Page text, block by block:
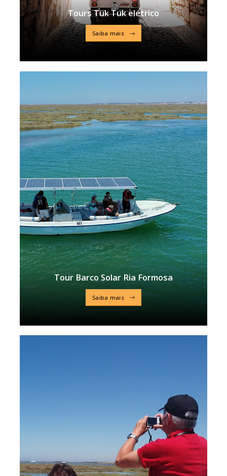
Tours Tuk Tuk elétrico
Saiba mais
Tour Barco Solar Ria Formosa
Saiba mais